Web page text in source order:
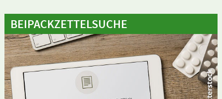
BEIPACKZETTELSUCHE